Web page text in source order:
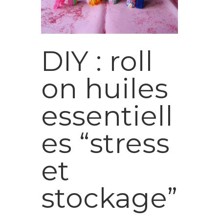
DIY : roll
on huiles
essentiell
es “stress
et
stockage”